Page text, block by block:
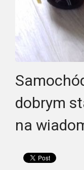
dobrym
na